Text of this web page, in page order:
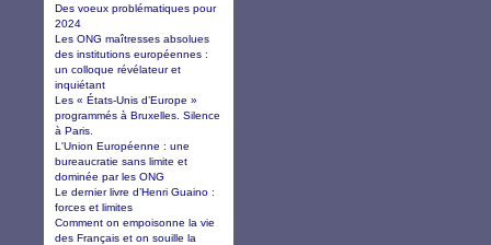
Des voeux problématiques pour
2024
Les ONG maîtresses absolues
des institutions européennes :
un colloque révélateur et
inquiétant
Les « États-Unis d’Europe »
programmés à Bruxelles. Silence
à Paris.
L'Union Européenne : une
bureaucratie sans limite et
dominée par les ONG
Le dernier livre d’Henri Guaino :
forces et limites
Comment on empoisonne la vie
des Français et on souille la